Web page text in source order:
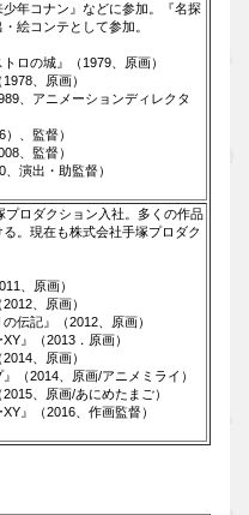
年コナン』などに参加。『名探
絵コンテとして参加。
ロの城』（1979、原画）
、原画）
、アニメーションディレクタ
）、監督）
、監督）
、演出・助監督）
プロダクション入社。多くの作品
。現在も株式会社手塚プロダク
、原画）
、原画）
伝記』（2012、原画）
』（2013．原画）
、原画）
（2014、原画/アニメミライ）
、原画/あにめたまご）
』（2016、作画監督）